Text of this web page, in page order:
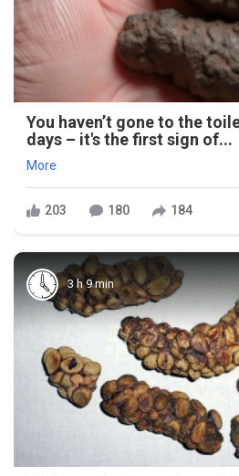
You haven’t gone to the
days – it's the first sign of...
More
203 180 184
3 h 9 min